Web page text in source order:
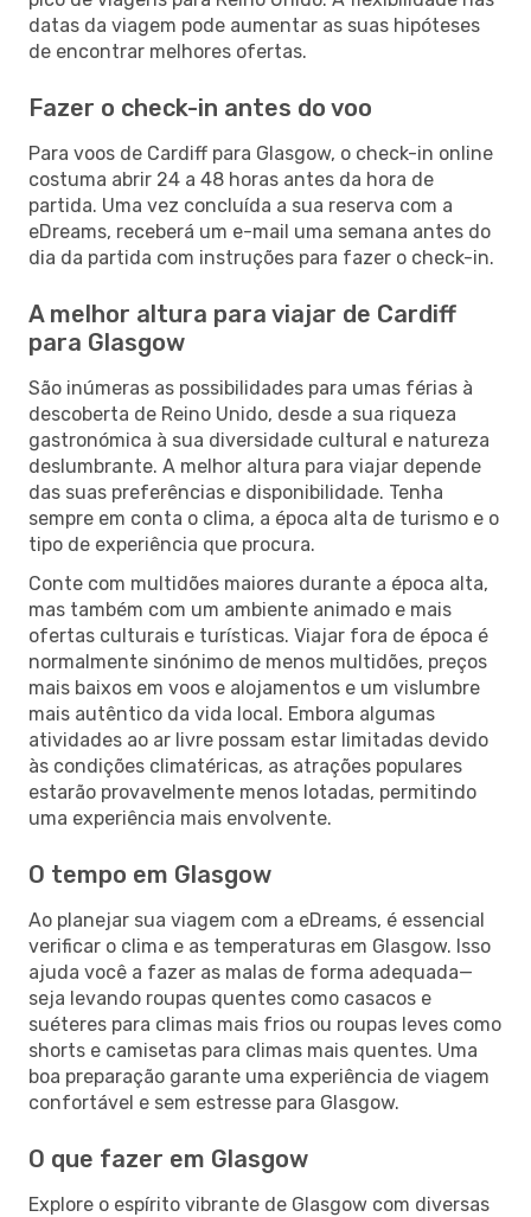
datas da viagem pode aumentar as suas hipóteses
de encontrar melhores ofertas.
Fazer o check-in antes do voo
Para voos de Cardiff para Glasgow, o check-in online
costuma abrir 24 a 48 horas antes da hora de
partida. Uma vez concluída a sua reserva com a
eDreams, receberá um e-mail uma semana antes do
dia da partida com instruções para fazer o check-in.
A melhor altura para viajar de Cardiff
para Glasgow
São inúmeras as possibilidades para umas férias à
descoberta de Reino Unido, desde a sua riqueza
gastronómica à sua diversidade cultural e natureza
deslumbrante. A melhor altura para viajar depende
das suas preferências e disponibilidade. Tenha
sempre em conta o clima, a época alta de turismo e o
tipo de experiência que procura.
Conte com multidões maiores durante a época alta,
mas também com um ambiente animado e mais
ofertas culturais e turísticas. Viajar fora de época é
normalmente sinónimo de menos multidões, preços
mais baixos em voos e alojamentos e um vislumbre
mais autêntico da vida local. Embora algumas
atividades ao ar livre possam estar limitadas devido
às condições climatéricas, as atrações populares
estarão provavelmente menos lotadas, permitindo
uma experiência mais envolvente.
O tempo em Glasgow
Ao planejar sua viagem com a eDreams, é essencial
verificar o clima e as temperaturas em Glasgow. Isso
ajuda você a fazer as malas de forma adequada—
seja levando roupas quentes como casacos e
suéteres para climas mais frios ou roupas leves como
shorts e camisetas para climas mais quentes. Uma
boa preparação garante uma experiência de viagem
confortável e sem estresse para Glasgow.
O que fazer em Glasgow
Explore o espírito vibrante de Glasgow com diversas